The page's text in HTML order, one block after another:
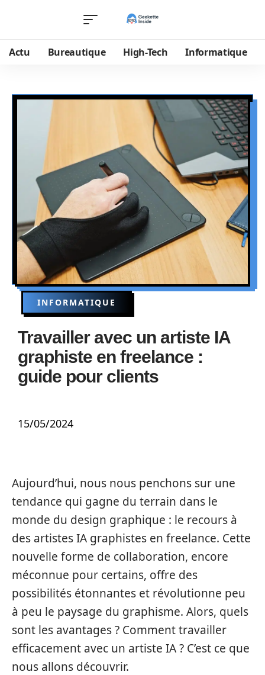
Actu Bureautique High-Tech Informatique
INFORMATIQUE
Travailler avec un artiste IA
graphiste en freelance :
guide pour clients
15/05/2024
Aujourd’hui, nous nous penchons sur une
tendance qui gagne du terrain dans le
monde du design graphique : le recours à
des artistes IA graphistes en freelance. Cette
nouvelle forme de collaboration, encore
méconnue pour certains, offre des
possibilités étonnantes et révolutionne peu
à peu le paysage du graphisme. Alors, quels
sont les avantages ? Comment travailler
efficacement avec un artiste IA ? C’est ce que
nous allons découvrir.